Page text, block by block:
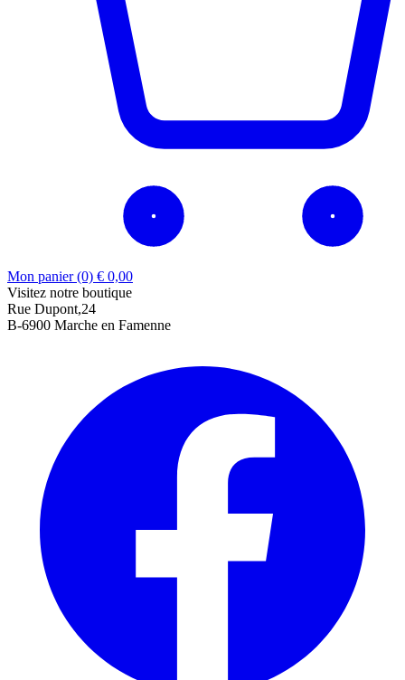
Mon panier (0) € 0,00
Visitez notre boutique
Rue Dupont,24
B-6900 Marche en Famenne